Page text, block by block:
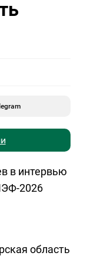
в интервью
2026
область